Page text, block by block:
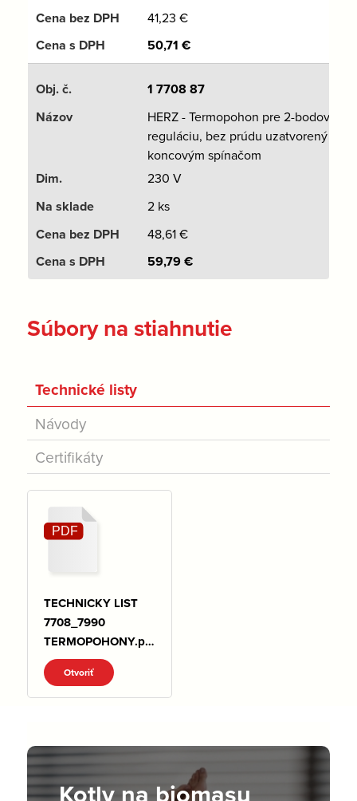
41,23 €
50,71 €
1 7708 87
HERZ - Termopohon pre 2-bodovú
reguláciu, bez prúdu uzatvorený s
koncovým spínačom
230 V
2 ks
48,61€
59,79€
Súbory na stiahnutie
Technické listy
Návody
Certifikáty
TECHNICKY LIST
7708_7990
TERMOPOHONY.pd
f
Otvoriť